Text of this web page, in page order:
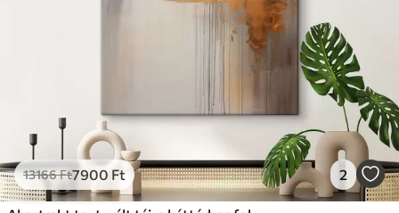
13166Ft7900 Ft 2